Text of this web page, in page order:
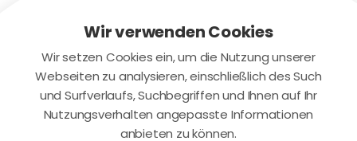
Rechtliches
Datenschutz
Wir verwenden Cookies
Wir setzen Cookies ein, um die Nutzung unserer
Webseiten zu analysieren, einschließlich des Such
und Surfverlaufs, Suchbegriffen und Ihnen auf Ihr
Nutzungsverhalten angepasste Informationen
anbieten zu können.